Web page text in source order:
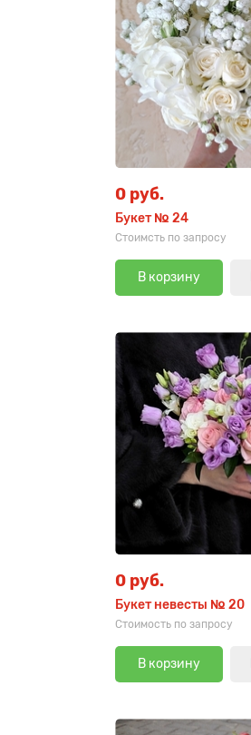
0 руб.
Букет № 24
Стоимсть по запросу
В корзину
0 руб.
Букет невесты № 20
Стоимость по запросу
В корзину